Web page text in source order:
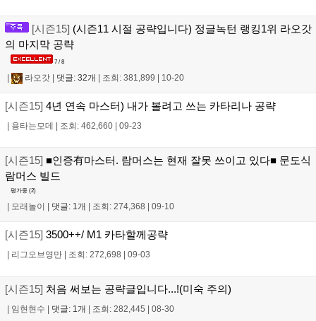
[시즌15] (시즌11 시절 공략입니다) 정글녹턴 랭킹1위 라오갓
의 마지막 공략
7 / 8
라오갓 댓글: 32개 조회: 381,899 10-20
[시즌15] 4년 연속 마스터) 내가 볼려고 쓰는 카타리나 공략
용타는모데 조회: 462,660 09-23
[시즌15] ■인증有마스터. 람머스는 현재 잘못 쓰이고 있다■ 문도식
람머스 빌드
평가중 (2)
모래놀이 댓글: 1개 조회: 274,368 09-10
[시즌15] 3500++/ M1 카타할께공략
리그오브영만 조회: 272,698 09-03
[시즌15] 처음 써보는 공략글입니다...!(미숙 주의)
임현현수 댓글: 1개 조회: 282,445 08-30